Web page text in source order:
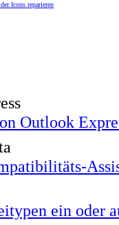
Icons reparieren
Outlook
ein oder